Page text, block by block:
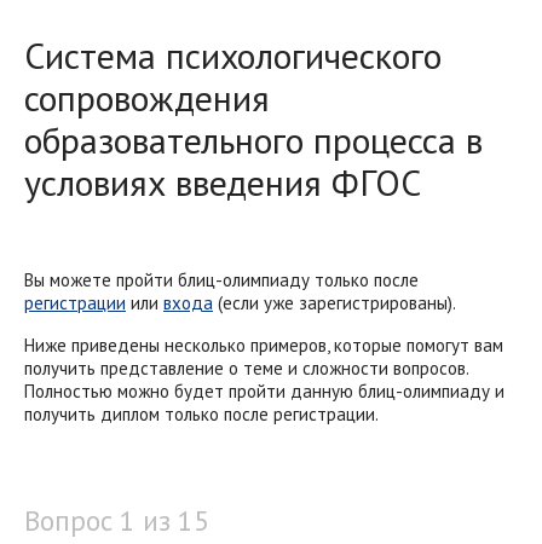
Система психологического
сопровождения
образовательного процесса в
условиях введения ФГОС
Вы можете пройти блиц-олимпиаду только после
регистрации или входа (если уже зарегистрированы).
Ниже приведены несколько примеров, которые помогут вам
получить представление о теме и сложности вопросов.
Полностью можно будет пройти данную блиц-олимпиаду и
получить диплом только после регистрации.
Вопрос 1 из 15